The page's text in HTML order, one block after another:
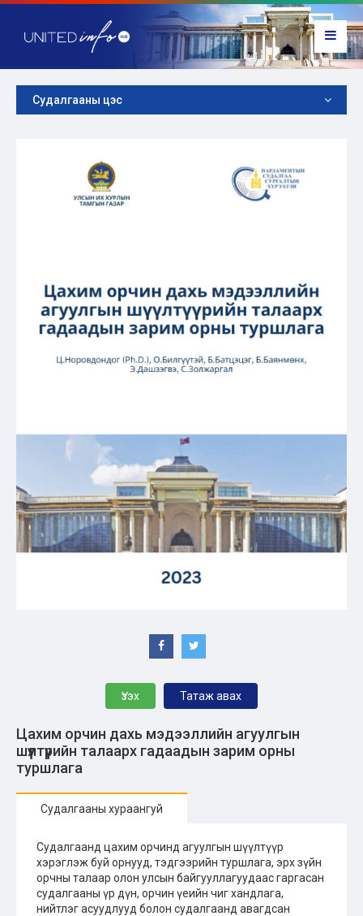
Судалгааны цэс
Үзэх Татаж авах
Цахим орчин дахь мэдээллийн агуулгын
шүүлтүүрийн талаарх гадаадын зарим орны
туршлага
Судалгааны хураангуй
Судалгаанд цахим орчинд агуулгын шүүлтүүр
хэрэглэж буй орнууд, тэдгээрийн туршлага, эрх зүйн
орчны талаар олон улсын байгууллагуудаас гаргасан
судалгааны үр дүн, орчин үеийн чиг хандлага,
нийтлэг асуудлууд болон судалгаанд авагдсан